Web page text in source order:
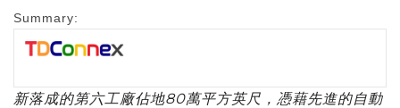
Summary:
新落成的第六工廠佔地80萬平方英尺，憑藉先進的自動